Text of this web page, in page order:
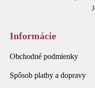
Informácie
Obchodné podmienky
Spôsob platby a dopravy